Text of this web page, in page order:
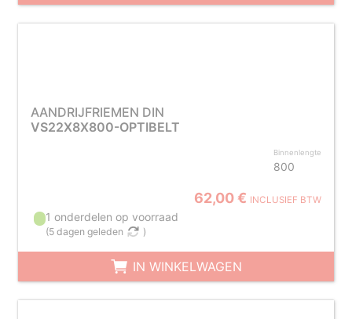
AANDRIJFRIEMEN DIN
VS22X8X800-OPTIBELT
Binnenlengte
800
62,00 € INCLUSIEF BTW
1 onderdelen op voorraad
(5 dagen geleden )
IN WINKELWAGEN